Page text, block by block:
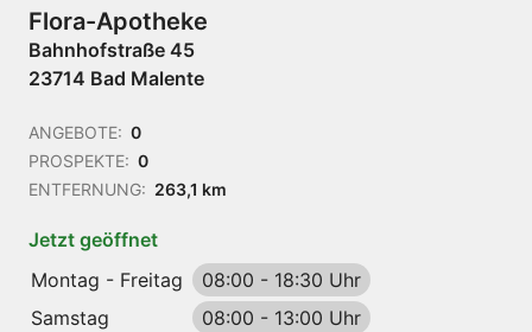
Flora-Apotheke
Bahnhofstraße 45
23714 Bad Malente
ANGEBOTE: 0
PROSPEKTE: 0
ENTFERNUNG: 263,1 km
Jetzt geöffnet
Montag - Freitag
08:00 - 18:30 Uhr
Samstag
08:00 - 13:00 Uhr